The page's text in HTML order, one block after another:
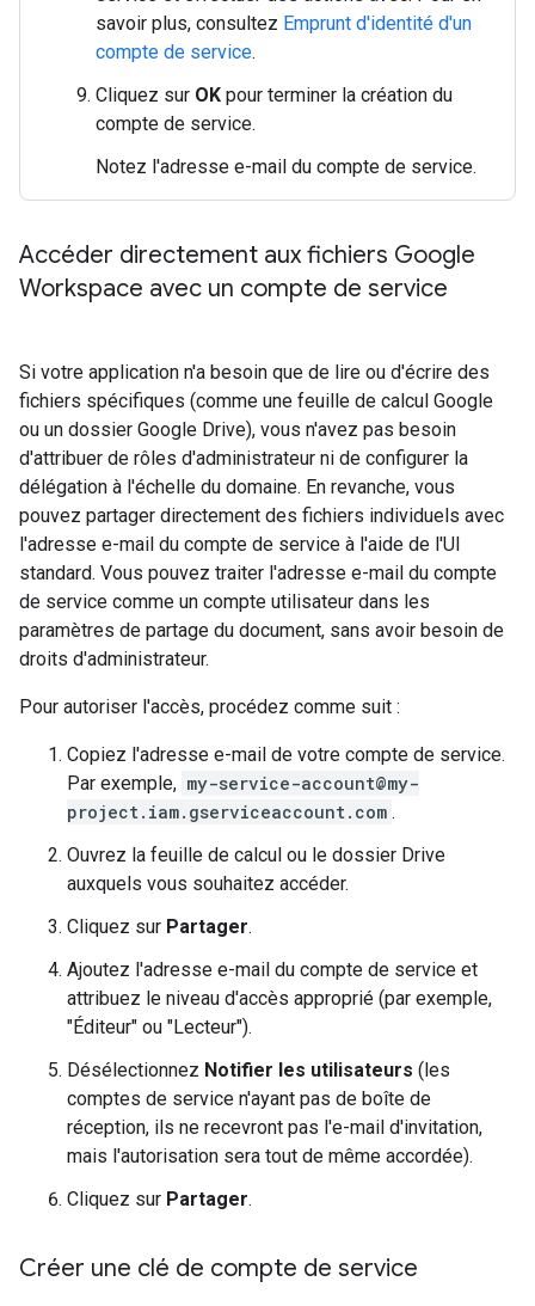
savoir plus, consultez Emprunt d'identité d'un
compte de service.
Cliquez sur OK pour terminer la création du
compte de service.
Notez l'adresse e-mail du compte de service.
Accéder directement aux fichiers Google
Workspace avec un compte de service
Si votre application n'a besoin que de lire ou d'écrire des
fichiers spécifiques (comme une feuille de calcul Google
ou un dossier Google Drive), vous n'avez pas besoin
d'attribuer de rôles d'administrateur ni de configurer la
délégation à l'échelle du domaine. En revanche, vous
pouvez partager directement des fichiers individuels avec
l'adresse e-mail du compte de service à l'aide de l'UI
standard. Vous pouvez traiter l'adresse e-mail du compte
de service comme un compte utilisateur dans les
paramètres de partage du document, sans avoir besoin de
droits d'administrateur.
Pour autoriser l'accès, procédez comme suit :
Copiez l'adresse e-mail de votre compte de service.
Par exemple, my-service-account@my-
project.iam.gserviceaccount.com .
Ouvrez la feuille de calcul ou le dossier Drive
auxquels vous souhaitez accéder.
Cliquez sur Partager.
Ajoutez l'adresse e-mail du compte de service et
attribuez le niveau d'accès approprié (par exemple,
"Éditeur" ou "Lecteur").
Désélectionnez Notifier les utilisateurs (les
comptes de service n'ayant pas de boîte de
réception, ils ne recevront pas l'e-mail d'invitation,
mais l'autorisation sera tout de même accordée).
Cliquez sur Partager.
Créer une clé de compte de service